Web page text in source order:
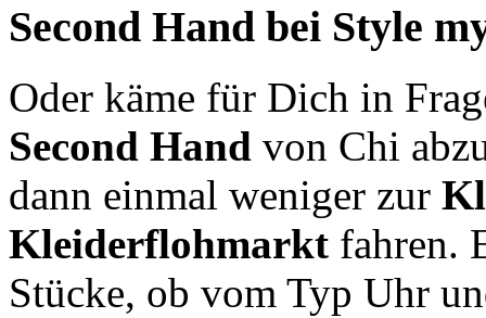
Second Hand bei Style
Oder käme für Dich in
Second Hand von Chi
dann einmal weniger zur
Kleiderflohmarkt fahren.
Stücke, ob vom Typ Uhr